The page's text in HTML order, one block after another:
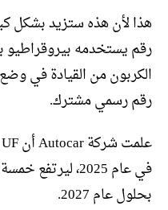
رقم يستخدمه بيروقراطيو
رقم رسمي مشترك.
بحلول عام 2027.